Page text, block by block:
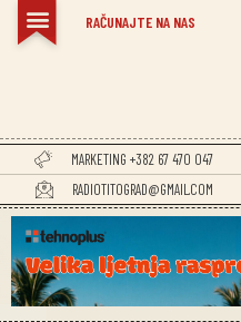
RAČUNAJTE NA NAS
MARKETING +382 67 470 047
RADIOTITOGRAD@GMAIL.COM